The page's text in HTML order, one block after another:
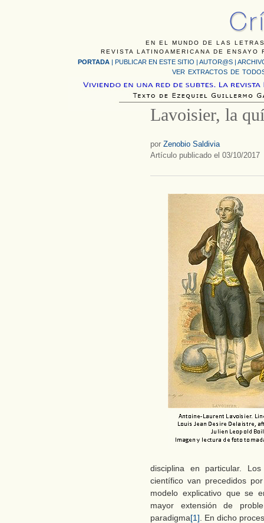
EN EL MUNDO DE LAS
REVISTA LATINOAMERICANA DE
PORTADA | PUBLICAR EN ESTE SITIO | AUTOR@S |
VER EXTRACTOS DE
Lavoisier, la
por Zenobio Saldivia
Artículo publicado el 03/10/2017
disciplina en particular.
científico van precedidos
modelo explicativo que se
mayor extensión de
paradigma[1] . En dicho